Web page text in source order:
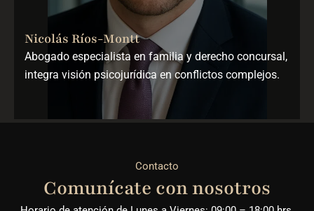
Nicolás Ríos-Montt
Abogado especialista en familia y derecho concursal,
integra visión psicojurídica en conflictos complejos.
Contacto
Comunícate con nosotros